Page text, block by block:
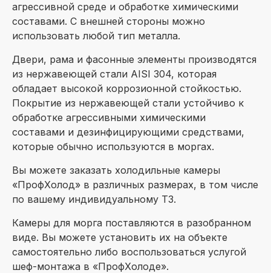
агрессивной среде и обработке химическими
составами. C внешней стороны можно
использовать любой тип металла.
Двери, рама и фасонные элементы производятся
из нержавеющей стали AISI 304, которая
обладает высокой коррозионной стойкостью.
Покрытие из нержавеющей стали устойчиво к
обработке агрессивными химическими
составами и дезинфицирующими средствами,
которые обычно используются в моргах.
Вы можете заказать холодильные камеры
«ПрофХолод» в различных размерах, в том числе
по вашему индивидуальному ТЗ.
Камеры для морга поставляются в разобранном
виде. Вы можете установить их на объекте
самостоятельно либо воспользоваться услугой
шеф-монтажа в «ПрофХолоде».